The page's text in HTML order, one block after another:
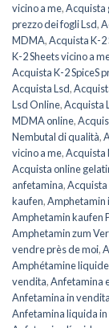
vicino a me,Acquista
prezzo dei fogli Lsd,
MDMA,Acquista K-2
K-2 Sheets vicino a
Acquista K-2 SpiceS
Acquista Lsd,
Lsd Online,Acquista
MDMA online,
Nembutal di qualità,
vicino a me,Acquista
Acquista online
anfetamina,
kaufen,Amphetamin
Amphetamin kaufen
Amphetamin zum
vendre près de moi,
Amphétamine
vendita,Anfetamina
Anfetamina in vendita
Anfetamina liquida